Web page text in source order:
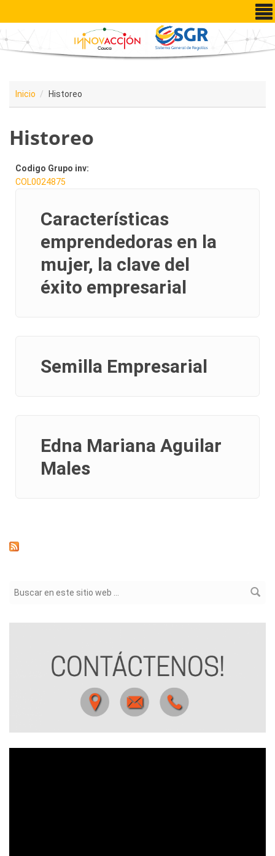
Pasar al contenido principal
Inicio Historeo
Historeo
Codigo Grupo inv:
COL0024875
Características
emprendedoras en la
mujer, la clave del
éxito empresarial
Semilla Empresarial
Edna Mariana Aguilar
Males
Formulario de búsqueda